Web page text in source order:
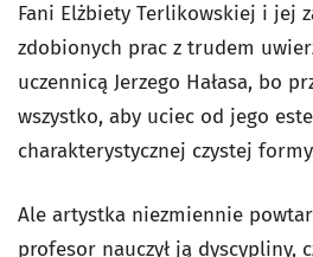
Fani Elżbiety Terlikowskiej i jej
zdobionych prac z trudem
uczennicą Jerzego Hałasa, bo
wszystko, aby uciec od jego
charakterystycznej czystej
Ale artystka niezmiennie
profesor nauczył ją dyscypliny,